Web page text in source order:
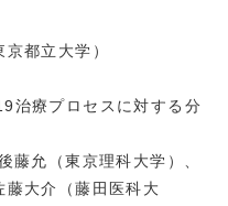
都立大学）
治療プロセスに対する分
藤允（東京理科大学）、
藤大介（藤田医科大